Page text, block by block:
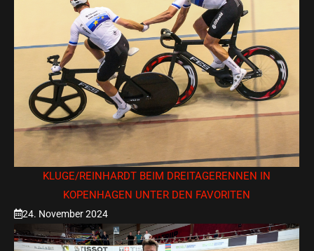
KLUGE/REINHARDT BEIM DREITAGERENNEN IN
KOPENHAGEN UNTER DEN FAVORITEN
24. November 2024